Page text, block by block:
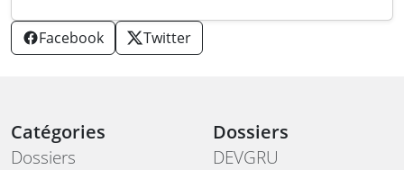
Facebook Twitter
Catégories
Dossiers
Dossiers
DEVGRU